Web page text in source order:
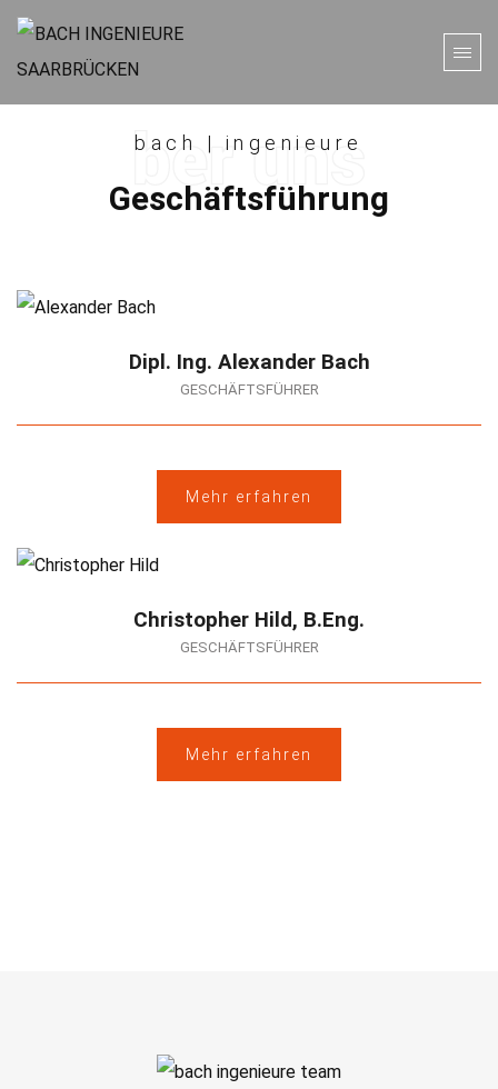
bach | ingenieure
Geschäftsführung
Dipl. Ing. Alexander Bach
GESCHÄFTSFÜHRER
Mehr erfahren
Christopher Hild, B.Eng.
GESCHÄFTSFÜHRER
Mehr erfahren